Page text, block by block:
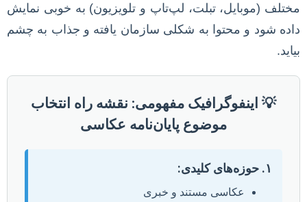
مختلف (موبایل، تبلت، لپ‌تاپ و تلویزیون) به خوبی نمایش
داده شود و محتوا به شکلی سازمان یافته و جذاب به چشم
بیاید.
💡 اینفوگرافیک مفهومی: نقشه راه انتخاب
موضوع پایان‌نامه عکاسی
۱. حوزه‌های کلیدی:
عکاسی مستند و خبری